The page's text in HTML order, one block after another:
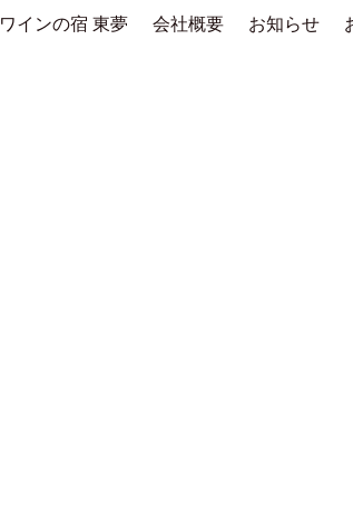
ワインの宿 東夢 会社概要 お知らせ